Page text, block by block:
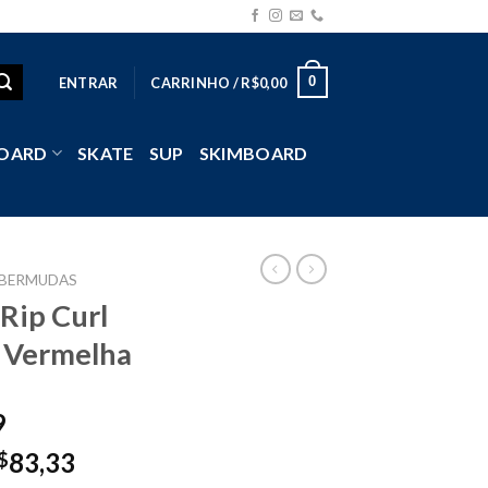
ENTRAR CARRINHO /R$0,00 0
SKATE SUP SKIMBOARD
BERMUDAS
Curl
83,33